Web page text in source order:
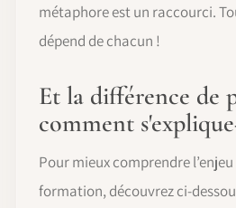
métaphore est un raccourci.
dépend de chacun !
Et la différence de
comment
Pour mieux comprendre
formation, découvrez ci-